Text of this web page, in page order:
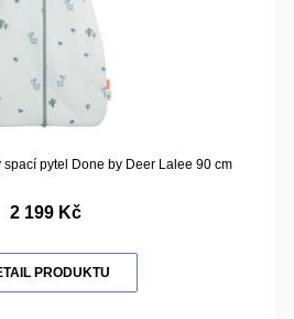
pytel Done by Deer Lalee 90 cm
2 199 Kč
PRODUKTU